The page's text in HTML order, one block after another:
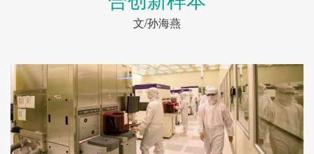
文/孙海燕